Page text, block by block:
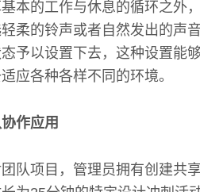
基本的工作与休息的循环之外
柔的铃声或者自然发出的声
予以设置下去，这种设置能
应各种各样不同的环境。
作应用
队项目，管理员拥有创建共